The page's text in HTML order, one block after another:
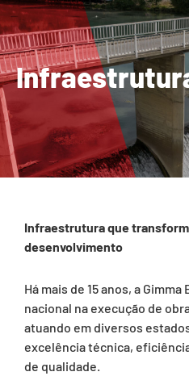
Infraestrutur
Infraestrutura que
desenvolvimento
Há mais de 15 anos, a
nacional na execução de
atuando em diversos
excelência técnica,
de qualidade.